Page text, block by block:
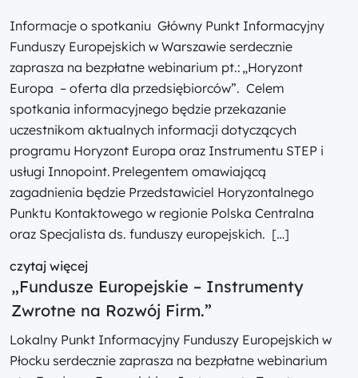
Informacje o spotkaniu Główny Punkt Informacyjny
Funduszy Europejskich w Warszawie serdecznie
zaprasza na bezpłatne webinarium pt.: „Horyzont
Europa – oferta dla przedsiębiorców”. Celem
spotkania informacyjnego będzie przekazanie
uczestnikom aktualnych informacji dotyczących
programu Horyzont Europa oraz Instrumentu STEP i
usługi Innopoint. Prelegentem omawiającą
zagadnienia będzie Przedstawiciel Horyzontalnego
Punktu Kontaktowego w regionie Polska Centralna
oraz Specjalista ds. funduszy europejskich. […]
czytaj więcej
„Fundusze Europejskie – Instrumenty
Zwrotne na Rozwój Firm.”
Lokalny Punkt Informacyjny Funduszy Europejskich w
Płocku serdecznie zaprasza na bezpłatne webinarium